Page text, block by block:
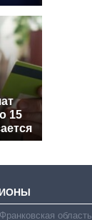
15
область